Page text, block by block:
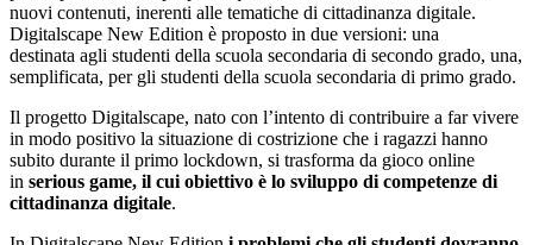
nuovi contenuti, inerenti alle tematiche di cittadinanza digitale.
Digitalscape New Edition è proposto in due versioni: una
destinata agli studenti della scuola secondaria di secondo grado, una,
semplificata, per gli studenti della scuola secondaria di primo grado.
Il progetto Digitalscape, nato con l’intento di contribuire a far vivere
in modo positivo la situazione di costrizione che i ragazzi hanno
subito durante il primo lockdown, si trasforma da gioco online
in serious game, il cui obiettivo è lo sviluppo di competenze di
cittadinanza digitale.